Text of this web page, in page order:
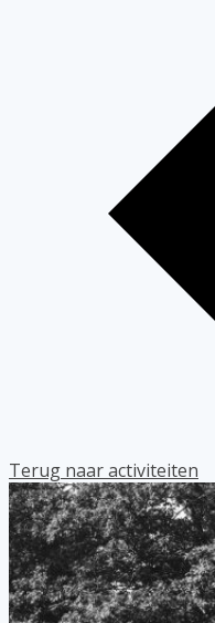
Terug naar activiteiten